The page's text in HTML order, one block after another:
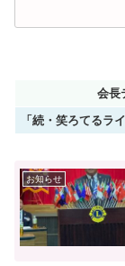
会長
「続・笑ろてるラ
お知らせ